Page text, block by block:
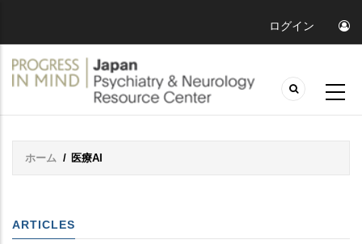
ログイン
Breadcrumb
ホーム / 医療AI
ARTICLES